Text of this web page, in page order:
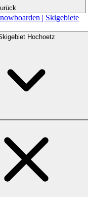
| Skigebiete
Hochoetz